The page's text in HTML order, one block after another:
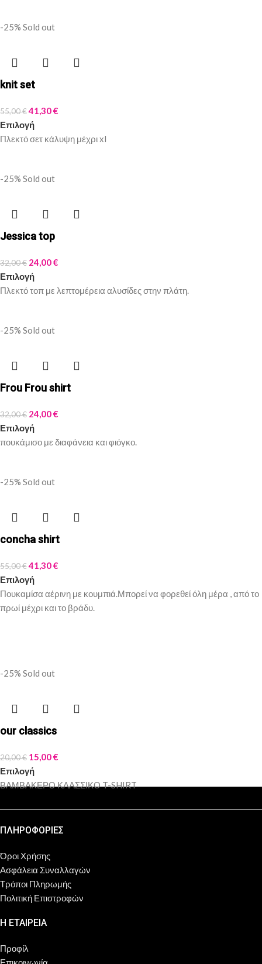
-25% Sold out
knit set
55,00€41,30€
Επιλογή
Πλεκτό σετ κάλυψη μέχρι xl
-25% Sold out
Jessica top
32,00€ 24,00€
Επιλογή
Πλεκτό τοπ με λεπτομέρεια αλυσίδες στην πλάτη.
-25% Sold out
Frou Frou shirt
32,00€ 24,00€
Επιλογή
πουκάμισο με διαφάνεια και φιόγκο.
-25% Sold out
concha shirt
55,00€41,30€
Επιλογή
Πουκαμίσα αέρινη με κουμπιά.Μπορεί να φορεθεί όλη μέρα , από το
πρωί μέχρι και το βράδυ.
-25% Sold out
our classics
20,00€ 15,00€
Επιλογή
ΒΑΜΒΑΚΕΡΟ ΚΛΑΣΣΙΚΟ T-SHIRT
ΠΛΗΡΟΦΟΡΙΕΣ
Όροι Χρήσης
Ασφάλεια Συναλλαγών
Τρόποι Πληρωμής
Πολιτική Επιστροφών
Η ΕΤΑΙΡΕΙΑ
Προφίλ